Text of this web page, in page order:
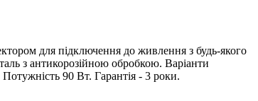
для підключення до живлення з будь-якого
з антикорозійною обробкою. Варіанти
90 Вт. Гарантія - 3 роки.